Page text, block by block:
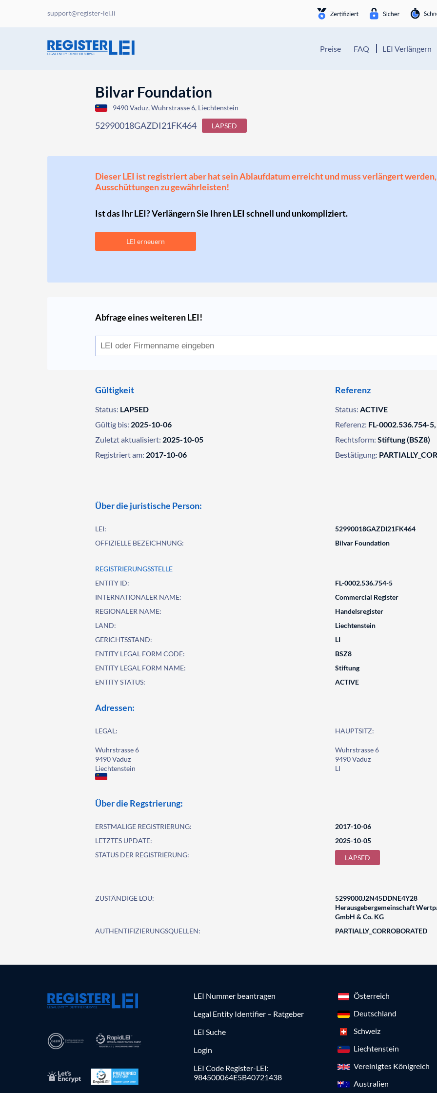
support@register-lei.li
Preise FAQ LEI Verlängern
Bilvar Foundation
9490 Vaduz, Wuhrstrasse 6, Liechtenstein
52990018GAZDI21FK464 LAPSED
Dieser LEI ist registriert aber hat sein Ablaufdatum erreicht und muss verlängert
Ausschüttungen zu gewährleisten!
Ist das Ihr LEI? Verlängern Sie Ihren LEI schnell und unkompliziert.
LEI erneuern
Abfrage eines weiteren LEI!
Gültigkeit
Status: LAPSED
Gültig bis: 2025-10-06
Zuletzt aktualisiert: 2025-10-05
Registriert am: 2017-10-06
Referenz
Status: ACTIVE
Referenz: FL-0002.536.754-
Rechtsform: Stiftung (BSZ8)
Bestätigung:
Über die juristische Person:
LEI:
52990018GAZDI21FK464
OFFIZIELLE BEZEICHNUNG:
Bilvar Foundation
REGISTRIERUNGSSTELLE
ENTITY ID:
FL-0002.536.754-5
INTERNATIONALER NAME:
Commercial Register
REGIONALER NAME:
Handelsregister
LAND:
Liechtenstein
GERICHTSSTAND:
LI
ENTITY LEGAL FORM CODE:
BSZ8
ENTITY LEGAL FORM NAME:
Stiftung
ENTITY STATUS:
ACTIVE
Adressen:
LEGAL:
Wuhrstrasse 6
9490 Vaduz
Liechtenstein
HAUPTSITZ:
Wuhrstrasse 6
9490 Vaduz
LI
Über die Regstrierung:
ERSTMALIGE REGISTRIERUNG:
2017-10-06
LETZTES UPDATE:
2025-10-05
STATUS DER REGISTRIERUNG:
LAPSED
ZUSTÄNDIGE LOU:
5299000J2N45DDNE4Y28
Herausgebergemeinschaft
GmbH & Co. KG
AUTHENTIFIZIERUNGSQUELLEN:
PARTIALLY_CORROBORATED
LEI Nummer beantragen
Legal Entity Identifier – Ratgeber
LEI Suche
Login
LEI Code Register-LEI:
984500064E5B40721438
Österreich
Deutschland
Schweiz
Liechtenstein
Vereinigtes Königreich
Australien